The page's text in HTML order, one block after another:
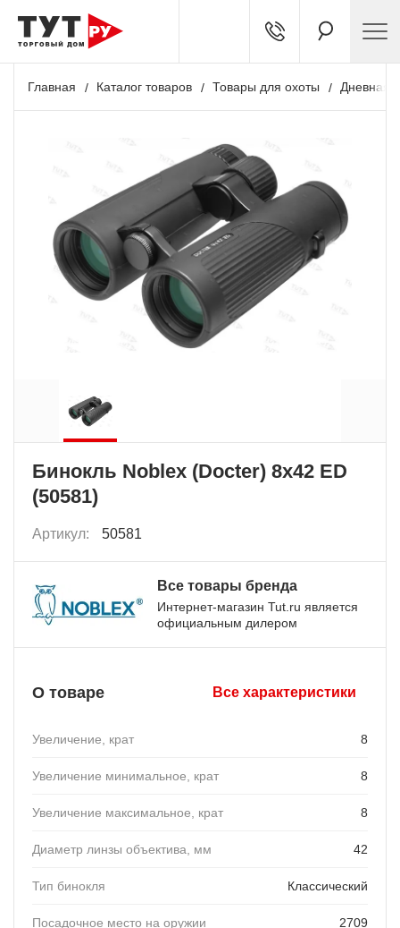
Главная Каталог товаров Товары для охоты Дневная
Бинокль Noblex (Docter) 8x42 ED
(50581)
Артикул: 50581
Все товары бренда
Интернет-магазин Tut.ru является
официальным дилером
О товаре Все характеристики
Увеличение, крат 8
Увеличение минимальное, крат 8
Увеличение максимальное, крат 8
Диаметр линзы объектива, мм 42
Тип бинокля Классический
Посадочное место на оружии 2709